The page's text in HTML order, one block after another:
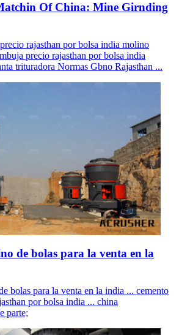
Of China: Mine Girnding
rajasthan por bolsa india molino
precio rajasthan por bolsa india
trituradora Normas Gbno Rajasthan ...
de bolas para la venta en la
bolas para la venta en la india ... cemento
por bolsa india ... china
parte;